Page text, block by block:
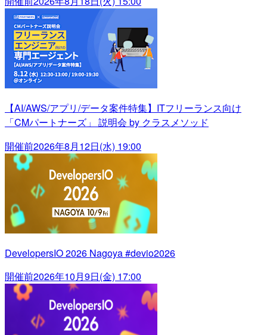
【AI/AWS/アプリ/データ案件特集】ITフリーランス向け
「CMパートナーズ」 説明会 by クラスメソッド
開催前2026年8月12日(水) 19:00
DevelopersIO 2026 Nagoya #devio2026
開催前2026年10月9日(金) 17:00